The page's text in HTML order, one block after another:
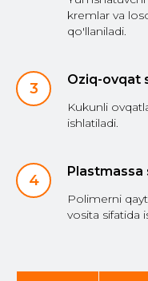
kremlar va
qo'llaniladi.
Oziq-ovqat
Kukunli
ishlatiladi.
Plastmassa
Polimerni
vosita sifatida
NIMA